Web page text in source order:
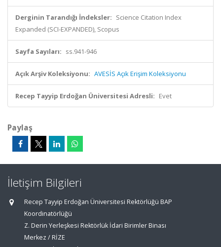
Derginin Tarandığı İndeksler: Science Citation Index
Expanded (SCI-EXPANDED), Scopus
Sayfa Sayıları: ss.941-946
Açık Arşiv Koleksiyonu: AVESİS Açık Erişim Koleksiyonu
Recep Tayyip Erdoğan Üniversitesi Adresli: Evet
Paylaş
İletişim Bilgileri
Recep Tayyip Erdoğan Üniversitesi Rektörlüğü BAP
Koordinatörlüğü
Z. Derin Yerleşkesi Rektörlük İdari Birimler Binası
Merkez / RİZE